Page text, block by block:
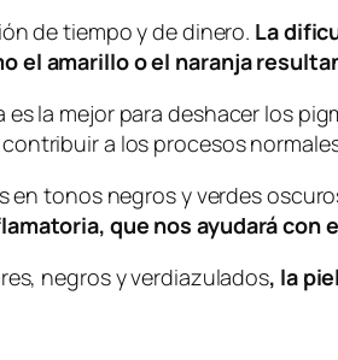
de tiempo y de dinero. La
el amarillo o el naranja
la mejor para deshacer los
a los procesos
en tonos negros y verdes
que nos ayudará
negros y verdiazulados, la